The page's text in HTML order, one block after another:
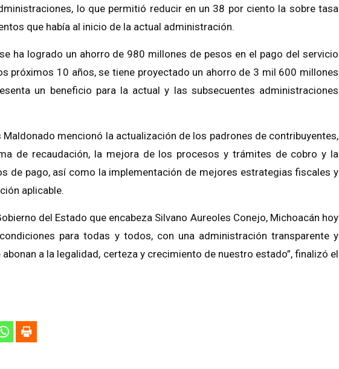
lo que permitió reducir en un 38 por ciento la sobre tasa
que había al inicio de la actual administración.
ha logrado un ahorro de 980 millones de pesos en el pago del servicio
próximos 10 años, se tiene proyectado un ahorro de 3 mil 600 millones
un beneficio para la actual y las subsecuentes administraciones
Maldonado mencionó la actualización de los padrones de contribuyentes,
de recaudación, la mejora de los procesos y trámites de cobro y la
de pago, así como la implementación de mejores estrategias fiscales y
aplicable.
del Estado que encabeza Silvano Aureoles Conejo, Michoacán hoy
para todas y todos, con una administración transparente y
a la legalidad, certeza y crecimiento de nuestro estado”, finalizó el